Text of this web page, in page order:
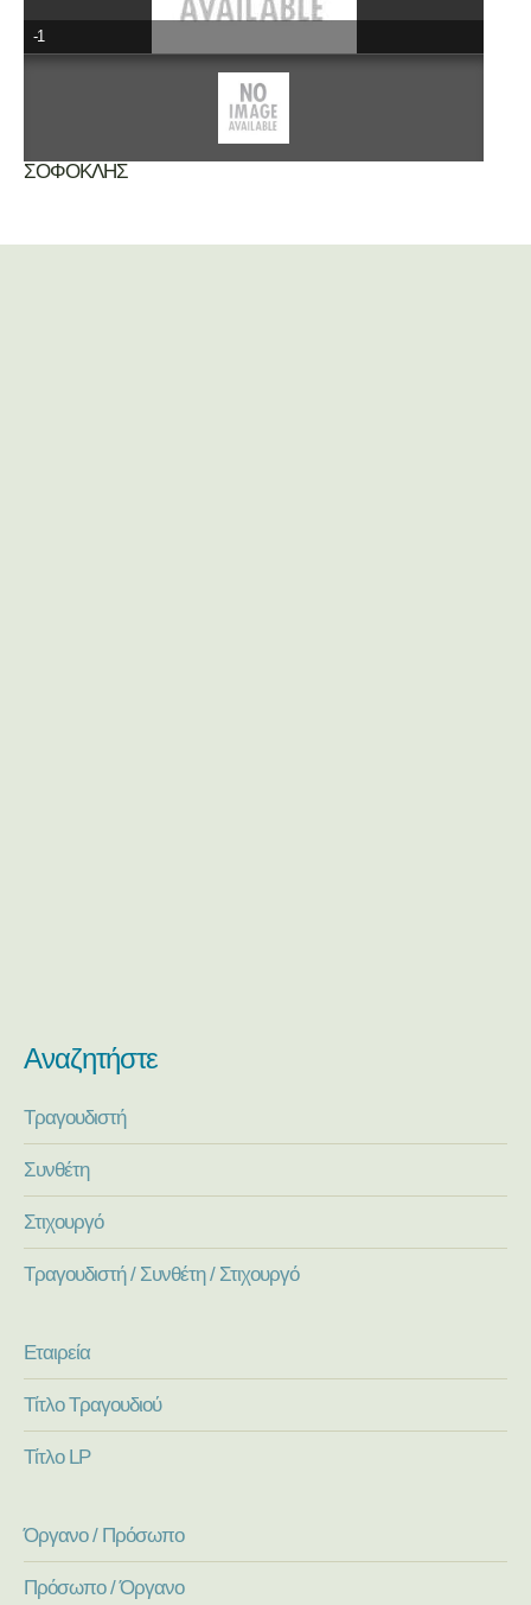
-1
ΣΟΦΟΚΛΗΣ
Αναζητήστε
Τραγουδιστή
Συνθέτη
Στιχουργό
Τραγουδιστή / Συνθέτη / Στιχουργό
Εταιρεία
Τίτλο Τραγουδιού
Τίτλο LP
Όργανο / Πρόσωπο
Πρόσωπο / Όργανο